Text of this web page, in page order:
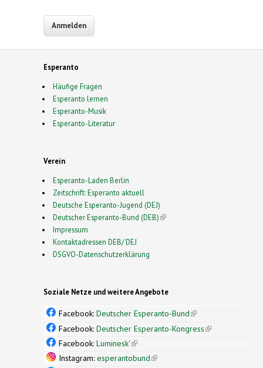
Esperanto
Häufige Fragen
Esperanto lernen
Esperanto-Musik
Esperanto-Literatur
Verein
Esperanto-Laden Berlin
Zeitschrift: Esperanto aktuell
Deutsche Esperanto-Jugend (DEJ)
Deutscher Esperanto-Bund (DEB)(link is external)
Impressum
Kontaktadressen DEB/ DEJ
DSGVO-Datenschutzerklärung
Soziale Netze und weitere Angebote
Facebook: Deutscher Esperanto-Bund(link is
external)
Facebook: Deutscher Esperanto-Kongress(link is
Facebook: Luminesk'(link is external)
Instagram: esperantobund(link is external)